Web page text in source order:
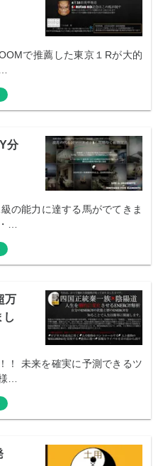
で推薦した東京１Rが大的
分
の能力に達する馬がでてきま
…
万
！ 未来を確実に予測できるツ
…